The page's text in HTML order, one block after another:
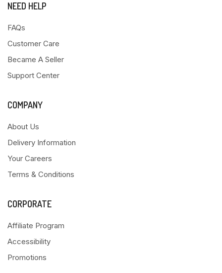
NEED HELP
FAQs
Customer Care
Became A Seller
Support Center
COMPANY
About Us
Delivery Information
Your Careers
Terms & Conditions
CORPORATE
Affiliate Program
Accessibility
Promotions